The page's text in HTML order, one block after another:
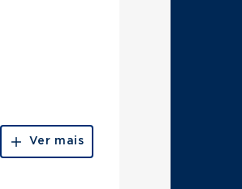
Ver mais